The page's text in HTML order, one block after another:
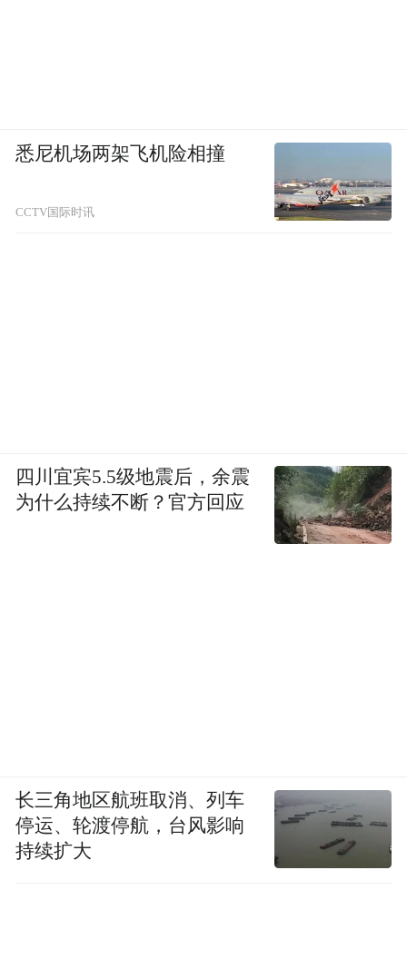
悉尼机场两架飞机险相撞
CCTV国际时讯
四川宜宾5.5级地震后，余震
为什么持续不断？官方回应
长三角地区航班取消、列车
停运、轮渡停航，台风影响
持续扩大